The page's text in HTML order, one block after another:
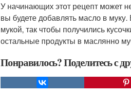
У начинающих этот рецепт может
вы будете добавлять масло в
мукой, так чтобы получились
остальные продукты в маслянно
Понравилось? Поделитесь с